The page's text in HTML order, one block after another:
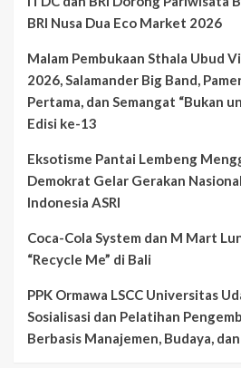
BRI Nusa Dua Eco Market 2026
Malam Pembukaan Sthala Ubud
2026, Salamander Big Band,
Pertama, dan Semangat “Bukan
Edisi ke-13
Eksotisme Pantai Lembeng
Demokrat Gelar Gerakan
Indonesia ASRI
Coca-Cola System dan M Mart
“Recycle Me” di Bali
PPK Ormawa LSCC Universitas
Sosialisasi dan Pelatihan
Berbasis Manajemen, Budaya,